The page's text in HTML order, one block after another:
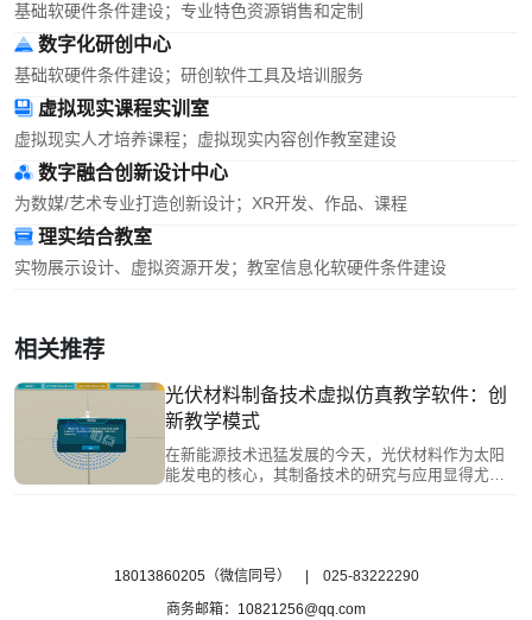
基础软硬件条件建设；专业特色资源销售和定制
数字化研创中心
基础软硬件条件建设；研创软件工具及培训服务
虚拟现实课程实训室
虚拟现实人才培养课程；虚拟现实内容创作教室建设
数字融合创新设计中心
为数媒/艺术专业打造创新设计；XR开发、作品、课程
理实结合教室
实物展示设计、虚拟资源开发；教室信息化软硬件条件建设
相关推荐
光伏材料制备技术虚拟仿真教学软件：创
新教学模式
在新能源技术迅猛发展的今天，光伏材料作为太阳
能发电的核心，其制备技术的研究与应用显得尤为
来了全新的教学体验。
18013860205（微信同号） | 025-83222290
商务邮箱： 10821256@qq.com